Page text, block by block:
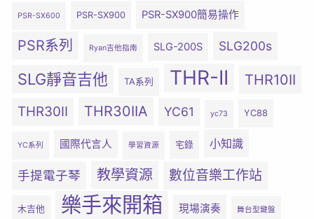
PSR-SX600 PSR-SX900 PSR-SX900簡易操作
PSR系列 Ryan吉他指南 SLG-200S SLG200s
SLG靜音吉他 TA系列 THR-II THR10II
THR30II THR30IIA YC61 yc73 YC88
YC系列 國際代言人 學習資源 宅錄 小知識
手提電子琴 教學資源 數位音樂工作站
木吉他 樂手來開箱 現場演奏 舞台型鍵盤